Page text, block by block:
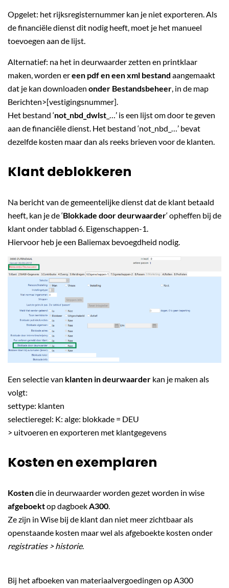
Opgelet: het rijksregisternummer kan je niet exporteren. Als
de financiële dienst dit nodig heeft, moet je het manueel
toevoegen aan de lijst.
Alternatief: na het in deurwaarder zetten en printklaar
maken, worden ereen pdf en een xml bestand aangemaakt
dat je kan downloaden onder Bestandsbeheer, in de map
Berichten>[vestigingsnummer].
Het bestand ‘not_nbd_dwlst _…’ is een lijst om door te geven
aan de financiële dienst. Het bestand ‘not_nbd_…’ bevat
dezelfde kosten maar dan als reeks brieven voor de klanten.
Klant deblokkeren
Na bericht van de gemeentelijke dienst dat de klant betaald
heeft, kan je de ‘Blokkade door deurwaarder‘ opheffen bij de
klant onder tabblad 6. Eigenschappen-1.
Hiervoor heb je een Baliemax bevoegdheid nodig.
Een selectie van klanten in deurwaarder kan je maken als
volgt:
settype: klanten
selectieregel: K: alge: blokkade = DEU
> uitvoeren en exporteren met klantgegevens
Kosten en exemplaren
Kostendie in deurwaarder worden gezet worden in wise
afgeboektop dagboekA300.
Ze zijn in Wise bij de klant dan niet meer zichtbaar als
openstaande kosten maar wel als afgeboekte kosten onder
registraties > historie.
Bij het afboeken van materiaalvergoedingen op A300